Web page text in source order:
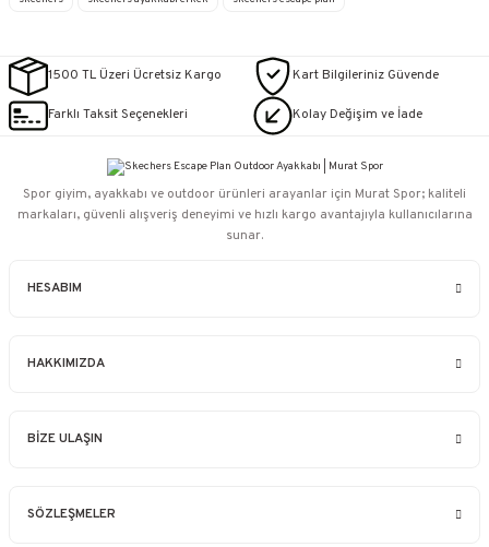
1500 TL Üzeri Ücretsiz Kargo Kart Bilgileriniz Güvende
Farklı Taksit Seçenekleri Kolay Değişim ve İade
HESABIM
HAKKIMIZDA
BİZE ULAŞIN
SÖZLEŞMELER
Spor giyim, ayakkabı ve outdoor ürünleri arayanlar için Murat Spor; kaliteli
markaları, güvenli alışveriş deneyimi ve hızlı kargo avantajıyla kullanıcılarına
sunar.